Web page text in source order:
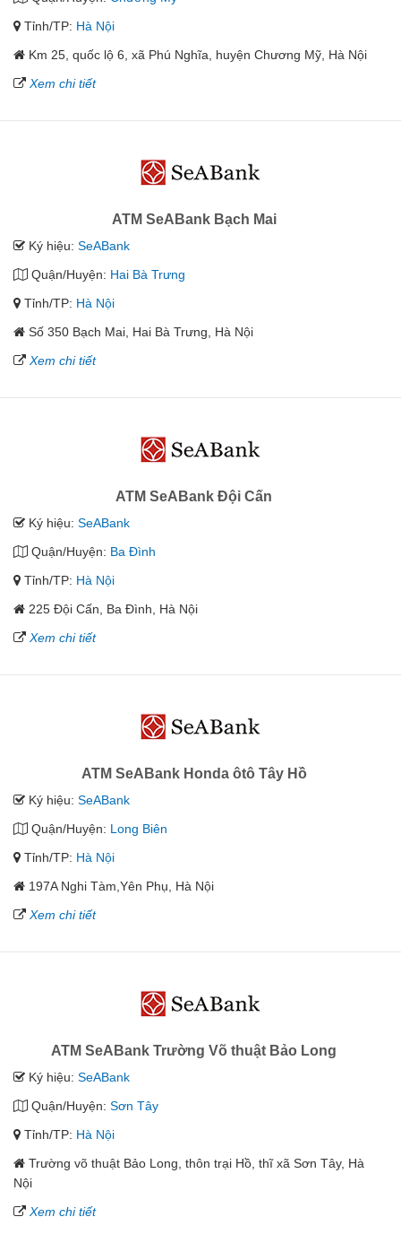
Tỉnh/TP: Hà Nội
Km 25, quốc lộ 6, xã Phú Nghĩa, huyện Chương Mỹ, Hà Nội
Xem chi tiết
ATM SeABank Bạch Mai
Ký hiệu: SeABank
Quận/Huyện: Hai Bà Trưng
Tỉnh/TP: Hà Nội
Số 350 Bạch Mai, Hai Bà Trưng, Hà Nội
Xem chi tiết
ATM SeABank Đội Cấn
Ký hiệu: SeABank
Quận/Huyện: Ba Đình
Tỉnh/TP: Hà Nội
225 Đội Cấn, Ba Đình, Hà Nội
Xem chi tiết
ATM SeABank Honda ôtô Tây Hồ
Ký hiệu: SeABank
Quận/Huyện: Long Biên
Tỉnh/TP: Hà Nội
197A Nghi Tàm,Yên Phụ, Hà Nội
Xem chi tiết
ATM SeABank Trường Võ thuật Bảo Long
Ký hiệu: SeABank
Quận/Huyện: Sơn Tây
Tỉnh/TP: Hà Nội
Trường võ thuật Bảo Long, thôn trại Hồ, thĩ xã Sơn Tây, Hà
Nội
Xem chi tiết